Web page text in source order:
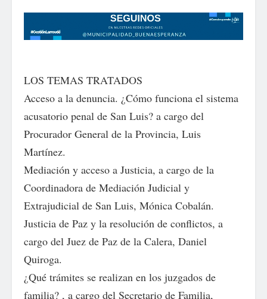
LOS TEMAS TRATADOS
Acceso a la denuncia. ¿Cómo funciona el sistema
acusatorio penal de San Luis? a cargo del
Procurador General de la Provincia, Luis
Martínez.
Mediación y acceso a Justicia, a cargo de la
Coordinadora de Mediación Judicial y
Extrajudicial de San Luis, Mónica Cobalán.
Justicia de Paz y la resolución de conflictos, a
cargo del Juez de Paz de la Calera, Daniel
Quiroga.
¿Qué trámites se realizan en los juzgados de
familia? , a cargo del Secretario de Familia,